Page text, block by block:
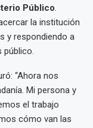
Público.
la institución
y respondiendo a
público.
“Ahora nos
Mi persona y
el trabajo
cómo van las